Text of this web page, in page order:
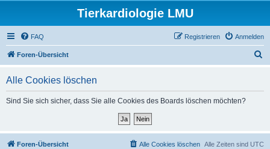
Tierkardiologie LMU
FAQ Anmelden
Registrieren
Foren-Übersicht
Alle Cookies löschen
Sind Sie sich sicher, dass Sie alle Cookies des Boards löschen möchten?
Foren-Übersicht Alle Zeiten sind UTC
Alle Cookies löschen